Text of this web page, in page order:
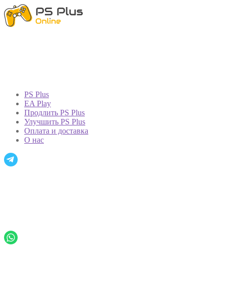
PS Plus
EA Play
Продлить PS Plus
Улучшить PS Plus
Оплата и доставка
О нас